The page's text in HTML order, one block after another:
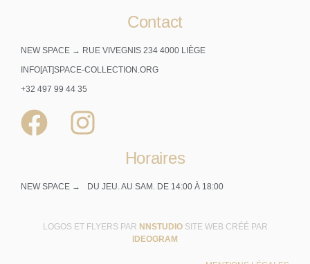
Contact
NEW SPACE → RUE VIVEGNIS 234 4000 LIÈGE
INFO[AT]SPACE-COLLECTION.ORG
+32 497 99 44 35
Horaires
NEW SPACE → DU JEU. AU SAM. DE 14:00 À 18:00
LOGOS ET FLYERS PAR NNSTUDIO SITE WEB CRÉÉ PAR
IDEOGRAM